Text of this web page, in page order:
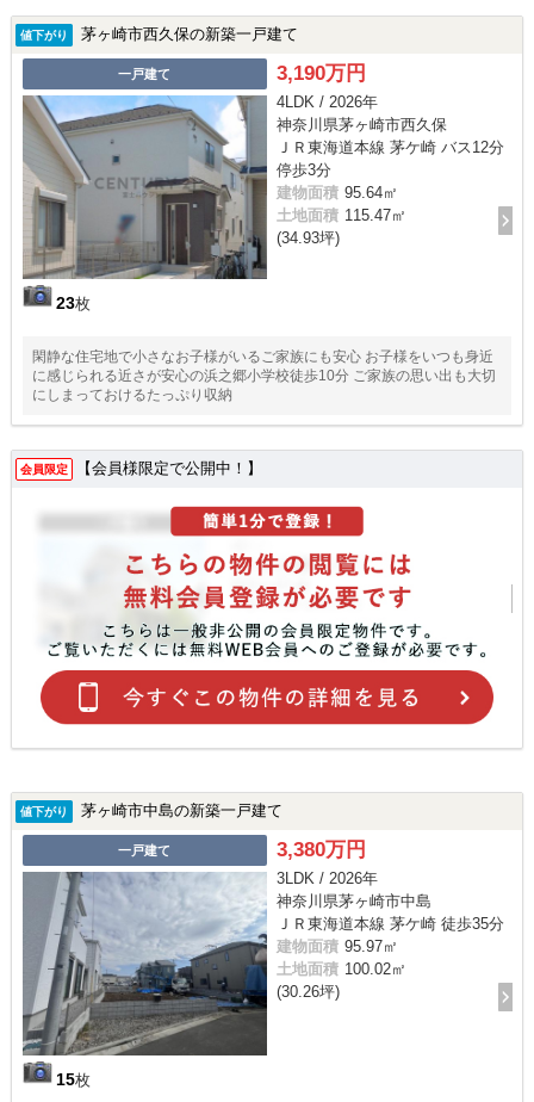
値下がり 茅ヶ崎市西久保の新築一戸建て
一戸建て
23枚
3,190万円
4LDK / 2026年
神奈川県茅ヶ崎市西久保
ＪＲ東海道本線 茅ケ崎 バス12分
停歩3分
建物面積 95.64㎡
土地面積 115.47㎡
(34.93坪)
閑静な住宅地で小さなお子様がいるご家族にも安心 お子様をいつも身近
に感じられる近さが安心の浜之郷小学校徒歩10分 ご家族の思い出も大切
にしまっておけるたっぷり収納
会員限定 【会員様限定で公開中！】
値下がり 茅ヶ崎市中島の新築一戸建て
一戸建て
15枚
3,380万円
3LDK / 2026年
神奈川県茅ヶ崎市中島
ＪＲ東海道本線 茅ケ崎 徒歩35分
建物面積 95.97㎡
土地面積 100.02㎡
(30.26坪)